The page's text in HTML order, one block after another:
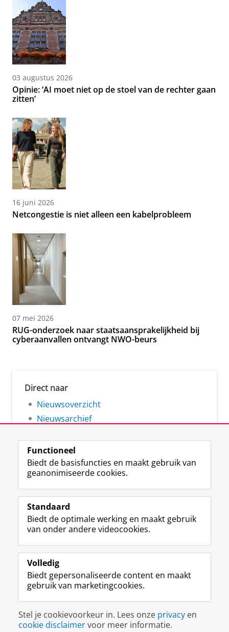
03 augustus 2026
Opinie: ‘AI moet niet op de stoel van de rechter gaan
zitten’
16 juni 2026
Netcongestie is niet alleen een kabelprobleem
07 mei 2026
RUG-onderzoek naar staatsaansprakelijkheid bij
cyberaanvallen ontvangt NWO-beurs
Direct naar
Nieuwsoverzicht
Nieuwsarchief
Volg de RUG
F
a
e
b
o
p
a
i
n
a
L
i
k
e
I
-
p
g
i
n
R
S
-
f
e
R
k
s
u
I
n
t
r
m
c
c
o
Y
o
T
e
k
a
a
Studiekiezers
Alumni
Over ons
Disclaimer & Copyright
Inloggen
Functioneel
Biedt de basisfuncties en maakt gebruik van
geanonimiseerde cookies.
Standaard
Biedt de optimale werking en maakt gebruik
van onder andere videocookies.
Volledig
Biedt gepersonaliseerde content en maakt
gebruik van marketingcookies.
Stel je cookievoorkeur in. Lees onze privacy en
cookie disclaimervoor meer informatie.